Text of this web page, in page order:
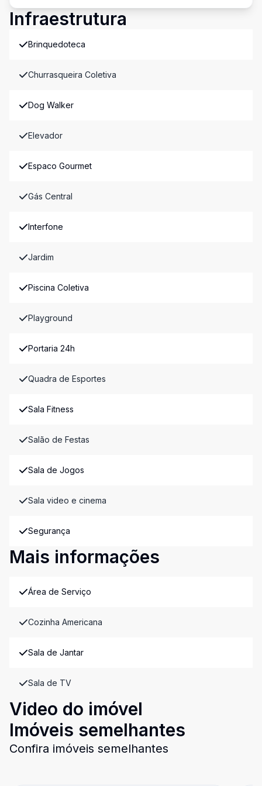
Infraestrutura
Brinquedoteca
Churrasqueira Coletiva
Dog Walker
Elevador
Espaco Gourmet
Gás Central
Interfone
Jardim
Piscina Coletiva
Playground
Portaria 24h
Quadra de Esportes
Sala Fitness
Salão de Festas
Sala de Jogos
Sala video e cinema
Segurança
Mais informações
Área de Serviço
Cozinha Americana
Sala de Jantar
Sala de TV
Video do imóvel
Imóveis semelhantes
Confira imóveis semelhantes